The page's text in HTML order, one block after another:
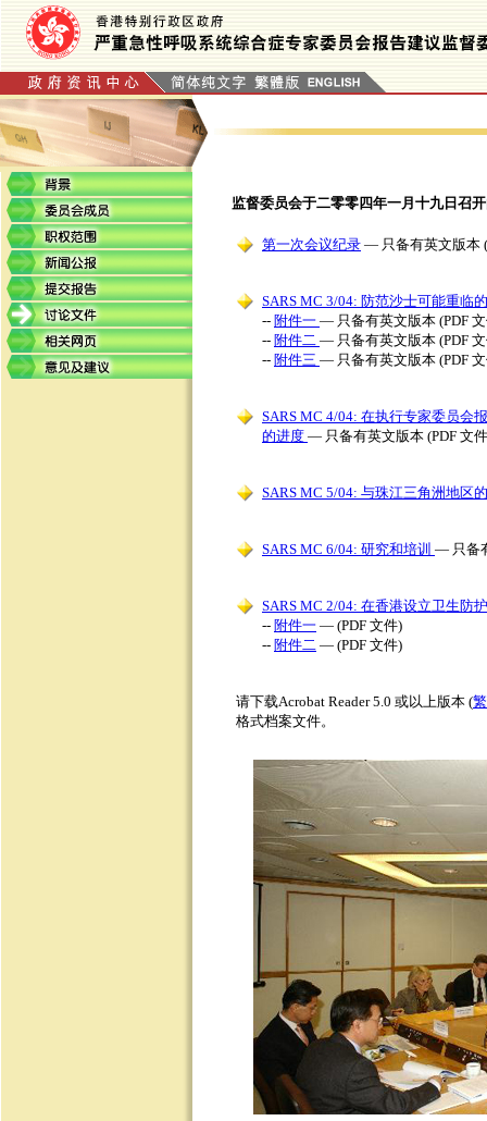
监督委员会于二零零四年一月十九日召
第一次会议纪录 — 只备有英文版本
SARS MC 3/04: 防范沙士可能重临
-- 附件一 — 只备有英文版本 (PDF
-- 附件二 — 只备有英文版本 (PDF
-- 附件三 — 只备有英文版本 (PDF
SARS MC 4/04: 在执行专家委员会
的进度 — 只备有英文版本 (PDF 文
SARS MC 5/04: 与珠江三角洲地区
SARS MC 6/04: 研究和培训 — 只备
SARS MC 2/04: 在香港设立卫生防
-- 附件一 — (PDF 文件)
-- 附件二 — (PDF 文件)
请下载Acrobat Reader 5.0 或以上版本 (
格式档案文件。